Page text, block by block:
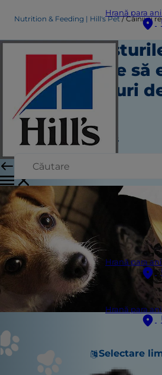
Hrană para
Hrană para
Hrană para
Selectare
Nutrition & Feeding | Hill's Pet Câinii și resturile de
Câinii și
masă: De ce
le dați resturi
mâncare
Nutriție și hrănire
Jean Marie Bauhaus
Martie 02, 2022